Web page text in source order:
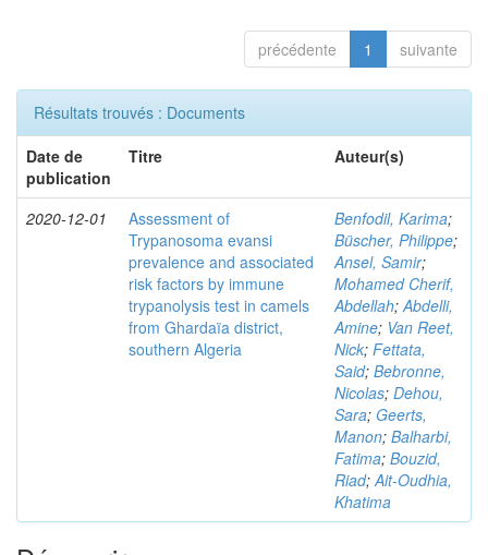
précédente 1 suivante
Résultats trouvés : Documents
Date de
publication
Titre Auteur(s)
2020-12-01
Assessment of
Trypanosoma evansi
prevalence and associated
risk factors by immune
trypanolysis test in camels
from Ghardaïa district,
southern Algeria
Benfodil, Karima;
Büscher, Philippe;
Ansel, Samir;
Mohamed Cherif,
Abdellah;Abdelli,
Amine; Van Reet,
Nick; Fettata,
Said; Bebronne,
Nicolas; Dehou,
Sara; Geerts,
Manon; Balharbi,
Fatima; Bouzid,
Riad;Ait-Oudhia,
Khatima